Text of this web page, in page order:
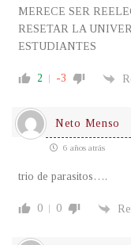
MERECE SER
RESETAR LA
ESTUDIANTES
2 -3
Neto Menso
6 años atrás
trio de parasitos….
0 0